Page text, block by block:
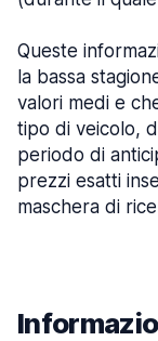
Queste
la bassa
valori medi e
tipo di veicolo,
periodo di
prezzi esatti
maschera di